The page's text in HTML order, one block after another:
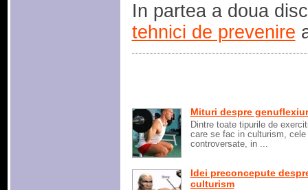
In partea a doua
tehnici de prevenire
Mituri despre
Dintre toate tipurile de
care se fac in culturism, cele
controversate, in ...
Idei preconcepute
culturism